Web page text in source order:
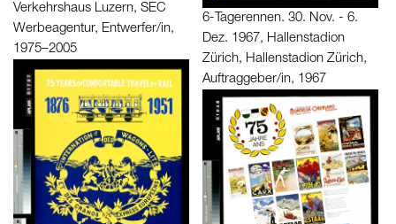
Verkehrshaus Luzern, SEC
Werbeagentur, Entwerfer/in,
1975–2005
6-Tagerennen. 30. Nov. - 6.
Dez. 1967, Hallenstadion
Zürich, Hallenstadion Zürich,
Auftraggeber/in, 1967